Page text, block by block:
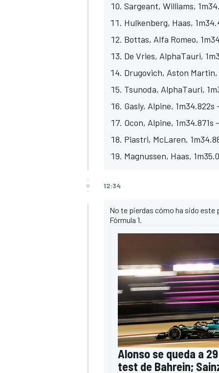
Sargeant, Williams,
Hulkenberg, Haas,
Bottas, Alfa Romeo,
De Vries, AlphaTauri,
Drugovich, Aston
Tsunoda, AlphaTauri,
Gasly, Alpine,
Ocon, Alpine, 1m34.871s
Piastri, McLaren,
Magnussen, Haas,
12:34
No te pierdas cómo ha sido este
Fórmula 1.
Alonso se queda a
test de Bahrein;